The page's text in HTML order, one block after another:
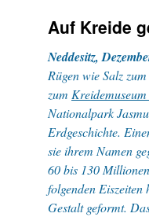
Auf Kreide
Neddesitz,
Rügen wie Salz
zum
Nationalpark
Erdgeschichte.
sie ihrem Namen
60 bis 130
folgenden Eiszeiten
Gestalt geformt.